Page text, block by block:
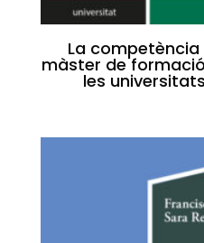
La
màster de
les